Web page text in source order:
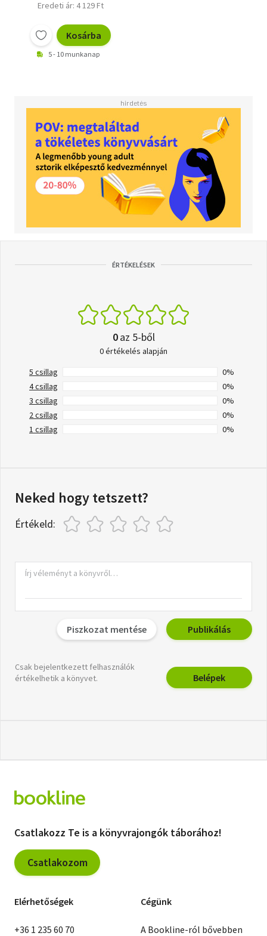
Eredeti ár: 4 129 Ft
Kosárba
5 - 10 munkanap
ÉRTÉKELÉSEK
0az 5-ből
0 értékelés alapján
5 csillag
0%
4 csillag
0%
3 csillag
0%
2 csillag
0%
1 csillag
0%
Neked hogy tetszett?
Értékeld:
Piszkozat mentése Publikálás
Csak bejelentkezett felhasználók
értékelhetik a könyvet.
Belépek
Csatlakozz Te is a könyvrajongók táborához!
Csatlakozom
Elérhetőségek
+36 1 235 60 70
Cégünk
A Bookline-ról bővebben